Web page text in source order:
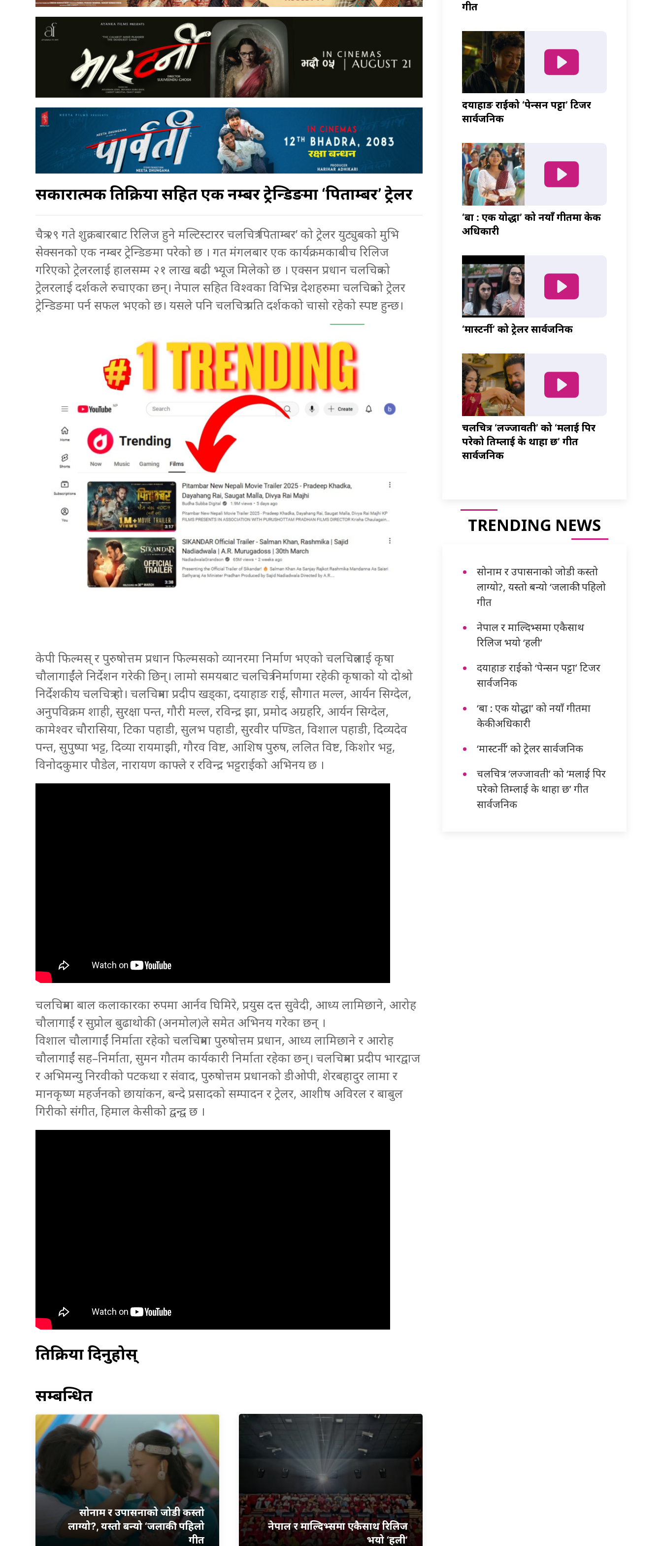
सकारात्मक प्रतिक्रिया सहित एक नम्बर ट्रेन्डिङमा ‘पिताम्बर’ ट्रेलर
चैत्र २९ गते शुक्रबारबाट रिलिज हुने मल्टिस्टारर चलचित्र ‘पिताम्बर’ को ट्रेलर युट्युबको मुभि
सेक्सनको एक नम्बर ट्रेन्डिङमा परेको छ । गत मंगलबार एक कार्यक्रमकाबीच रिलिज
गरिएको ट्रेलरलाई हालसम्म २१ लाख बढी भ्यूज मिलेको छ । एक्सन प्रधान चलचित्रको
ट्रेलरलाई दर्शकले रुचाएका छन्। नेपाल सहित विश्वका विभिन्न देशहरुमा चलचित्रको ट्रेलर
ट्रेन्डिङमा पर्न सफल भएको छ। यसले पनि चलचित्र प्रति दर्शकको चासो रहेको स्पष्ट हुन्छ।
केपी फिल्मस् र पुरुषोत्तम प्रधान फिल्मसको व्यानरमा निर्माण भएको चलचित्रलाई कृषा
चौलागाईंले निर्देशन गरेकी छिन्। लामो समयबाट चलचित्र निर्माणमा रहेकी कृषाको यो दोश्रो
निर्देशकीय चलचित्र हो। चलचित्रमा प्रदीप खड्का, दयाहाङ राई, सौगात मल्ल, आर्यन सिग्देल,
अनुपविक्रम शाही, सुरक्षा पन्त, गौरी मल्ल, रविन्द्र झा, प्रमोद अग्रहरि, आर्यन सिग्देल,
कामेश्वर चौरासिया, टिका पहाडी, सुलभ पहाडी, सुरवीर पण्डित, विशाल पहाडी, दिव्यदेव
पन्त, सुपुष्पा भट्ट, दिव्या रायमाझी, गौरव विष्ट, आशिष पुरुष, ललित विष्ट, किशोर भट्ट,
विनोदकुमार पौडेल, नारायण काफ्ले र रविन्द्र भट्टराईको अभिनय छ ।
चलचित्रमा बाल कलाकारका रुपमा आर्नव घिमिरे, प्रयुस दत्त सुवेदी, आध्य लामिछाने, आरोह
चौलागाईं र सुप्रोल बुढाथोकी (अनमोल)ले समेत अभिनय गरेका छन् ।
विशाल चौलागाईं निर्माता रहेको चलचित्रमा पुरुषोत्तम प्रधान, आध्य लामिछाने र आरोह
चौलागाईं सह–निर्माता, सुमन गौतम कार्यकारी निर्माता रहेका छन्। चलचित्रमा प्रदीप भारद्वाज
र अभिमन्यु निरवीको पटकथा र संवाद, पुरुषोत्तम प्रधानको डीओपी, शेरबहादुर लामा र
मानकृष्ण महर्जनको छायांकन, बन्दे प्रसादको सम्पादन र ट्रेलर, आशीष अविरल र बाबुल
गिरीको संगीत, हिमाल केसीको द्वन्द्व छ ।
प्रतिक्रिया दिनुहोस्
सम्बन्धित
सोनाम र उपासनाको जोडी कस्तो
लाग्यो?, यस्तो बन्यो ‘जलाकी’ पहिलो
गीत
नेपाल र माल्दिभ्समा एकैसाथ रिलिज
भयो ‘हली’
गीत
दयाहाङ राईको ‘पेन्सन पट्टा’ टिजर
सार्वजनिक
‘बा : एक योद्धा’ को नयाँ गीतमा केकी
अधिकारी
‘मास्टर्नी’ को ट्रेलर सार्वजनिक
चलचित्र ‘लज्जावती’ को ‘मलाई पिर
परेको तिम्लाई के थाहा छ’ गीत
सार्वजनिक
TRENDING NEWS
सोनाम र उपासनाको जोडी कस्तो
लाग्यो?, यस्तो बन्यो ‘जलाकी’ पहिलो
गीत
नेपाल र माल्दिभ्समा एकैसाथ
रिलिज भयो ‘हली’
दयाहाङ राईको ‘पेन्सन पट्टा’ टिजर
सार्वजनिक
‘बा : एक योद्धा’ को नयाँ गीतमा
केकी अधिकारी
‘मास्टर्नी’ को ट्रेलर सार्वजनिक
चलचित्र ‘लज्जावती’ को ‘मलाई पिर
परेको तिम्लाई के थाहा छ’ गीत
सार्वजनिक